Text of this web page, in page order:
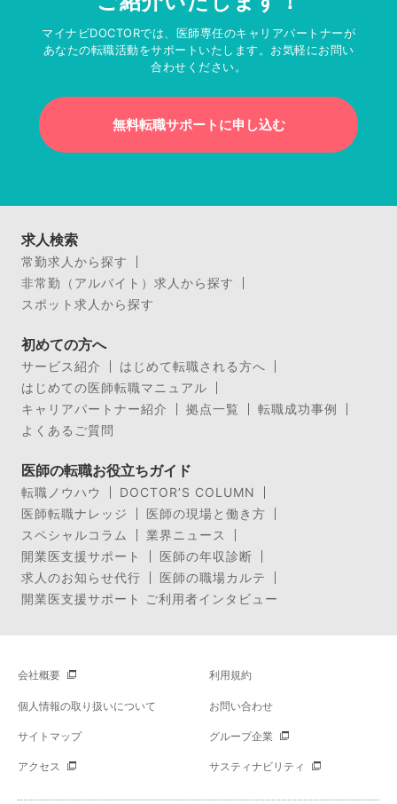
マイナビDOCTORでは、医師専任のキャリアパートナーが
あなたの転職活動をサポートいたします。お気軽にお問い
合わせください。
無料転職サポートに申し込む
求人検索
常勤求人から探す
非常勤（アルバイト）求人から探す
スポット求人から探す
初めての方へ
サービス紹介
はじめて転職される方へ
はじめての医師転職マニュアル
キャリアパートナー紹介
拠点一覧
転職成功事例
よくあるご質問
医師の転職お役立ちガイド
転職ノウハウ
DOCTOR’S COLUMN
医師転職ナレッジ
医師の現場と働き方
スペシャルコラム
業界ニュース
開業医支援サポート
医師の年収診断
求人のお知らせ代行
医師の職場カルテ
開業医支援サポート ご利用者インタビュー
会社概要 利用規約
個人情報の取り扱いについて お問い合わせ
サイトマップ グループ企業
アクセス サスティナビリティ